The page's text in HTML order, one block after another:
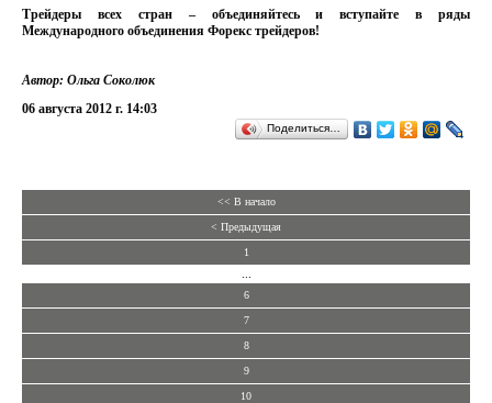
Трейдеры всех стран – объединяйтесь и вступайте в ряды
Международного объединения Форекс трейдеров!
Автор: Ольга Соколюк
06 августа 2012 г. 14:03
Поделиться…
<< В начало
< Предыдущая
1
6
7
8
9
10